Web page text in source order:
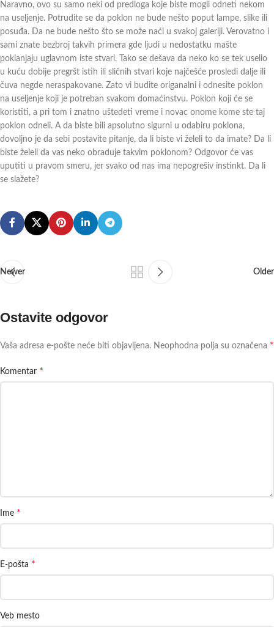
Naravno, ovo su samo neki od predloga koje biste mogli odneti nekom
na useljenje. Potrudite se da poklon ne bude nešto poput lampe, slike ili
posuđa. Da ne bude nešto što se može naći u svakoj galeriji. Verovatno i
sami znate bezbroj takvih primera gde ljudi u nedostatku mašte
poklanjaju uglavnom iste stvari. Tako se dešava da neko ko se tek uselio
u kuću dobije pregršt istih ili sličnih stvari koje najčešće prosledi dalje ili
čuva negde neraspakovane. Zato vi budite origanalni i odnesite poklon
na useljenje koji je potreban svakom domaćinstvu. Poklon koji će se
koristiti, a pri tom i znatno uštedeti vreme i novac onome kome ste taj
poklon odneli. A da biste bili apsolutno sigurni u odabiru poklona,
dovoljno je da sebi postavite pitanje, da li biste vi želeli to da imate? Da li
biste želeli da vas neko obraduje takvim poklonom? Odgovor će vas
uputiti u pravom smeru, jer svako od nas ima nepogrešiv instinkt. Da li
se slažete?
Newer Older
Ostavite odgovor
Vaša adresa e-pošte neće biti objavljena. Neophodna polja su označena *
Komentar *
Ime *
E-pošta *
Veb mesto